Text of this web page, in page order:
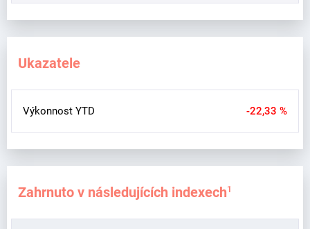
Ukazatele
Výkonnost YTD -22,33 %
Zahrnuto v následujících indexech